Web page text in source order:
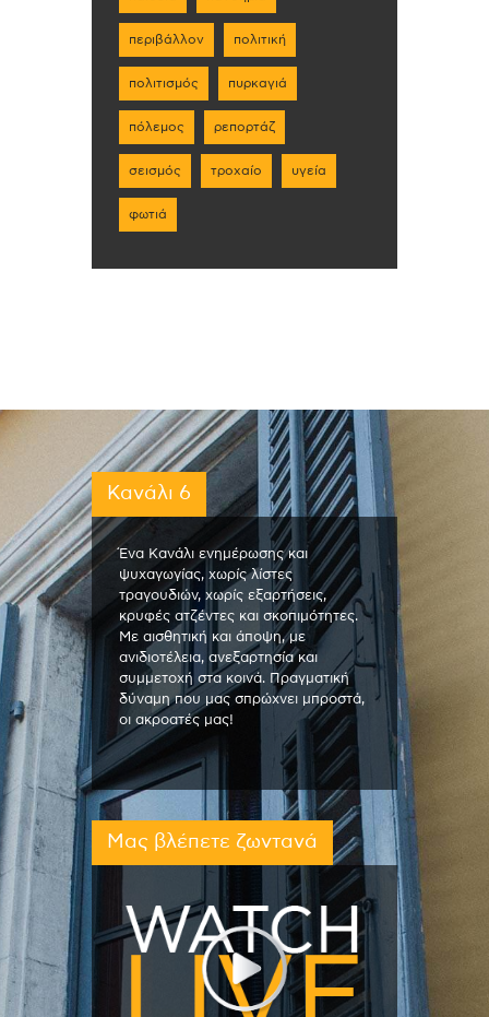
περιβάλλον πολιτική
πολιτισμός πυρκαγιά
πόλεμος ρεπορτάζ
σεισμός τροχαίο υγεία
φωτιά
Κανάλι 6
Ένα Κανάλι ενημέρωσης και
ψυχαγωγίας, χωρίς λίστες
τραγουδιών, χωρίς εξαρτήσεις,
κρυφές ατζέντες και σκοπιμότητες.
Με αισθητική και άποψη, με
ανιδιοτέλεια, ανεξαρτησία και
συμμετοχή στα κοινά. Πραγματική
δύναμη που μας σπρώχνει μπροστά,
οι ακροατές μας!
Μας βλέπετε ζωντανά